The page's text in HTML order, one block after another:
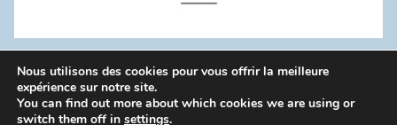
WordPress Theme: Donovan by ThemeZee.
Nous utilisons des cookies pour vous offrir la meilleure
expérience sur notre site.
You can find out more about which cookies we are using or
switch them off in settings.